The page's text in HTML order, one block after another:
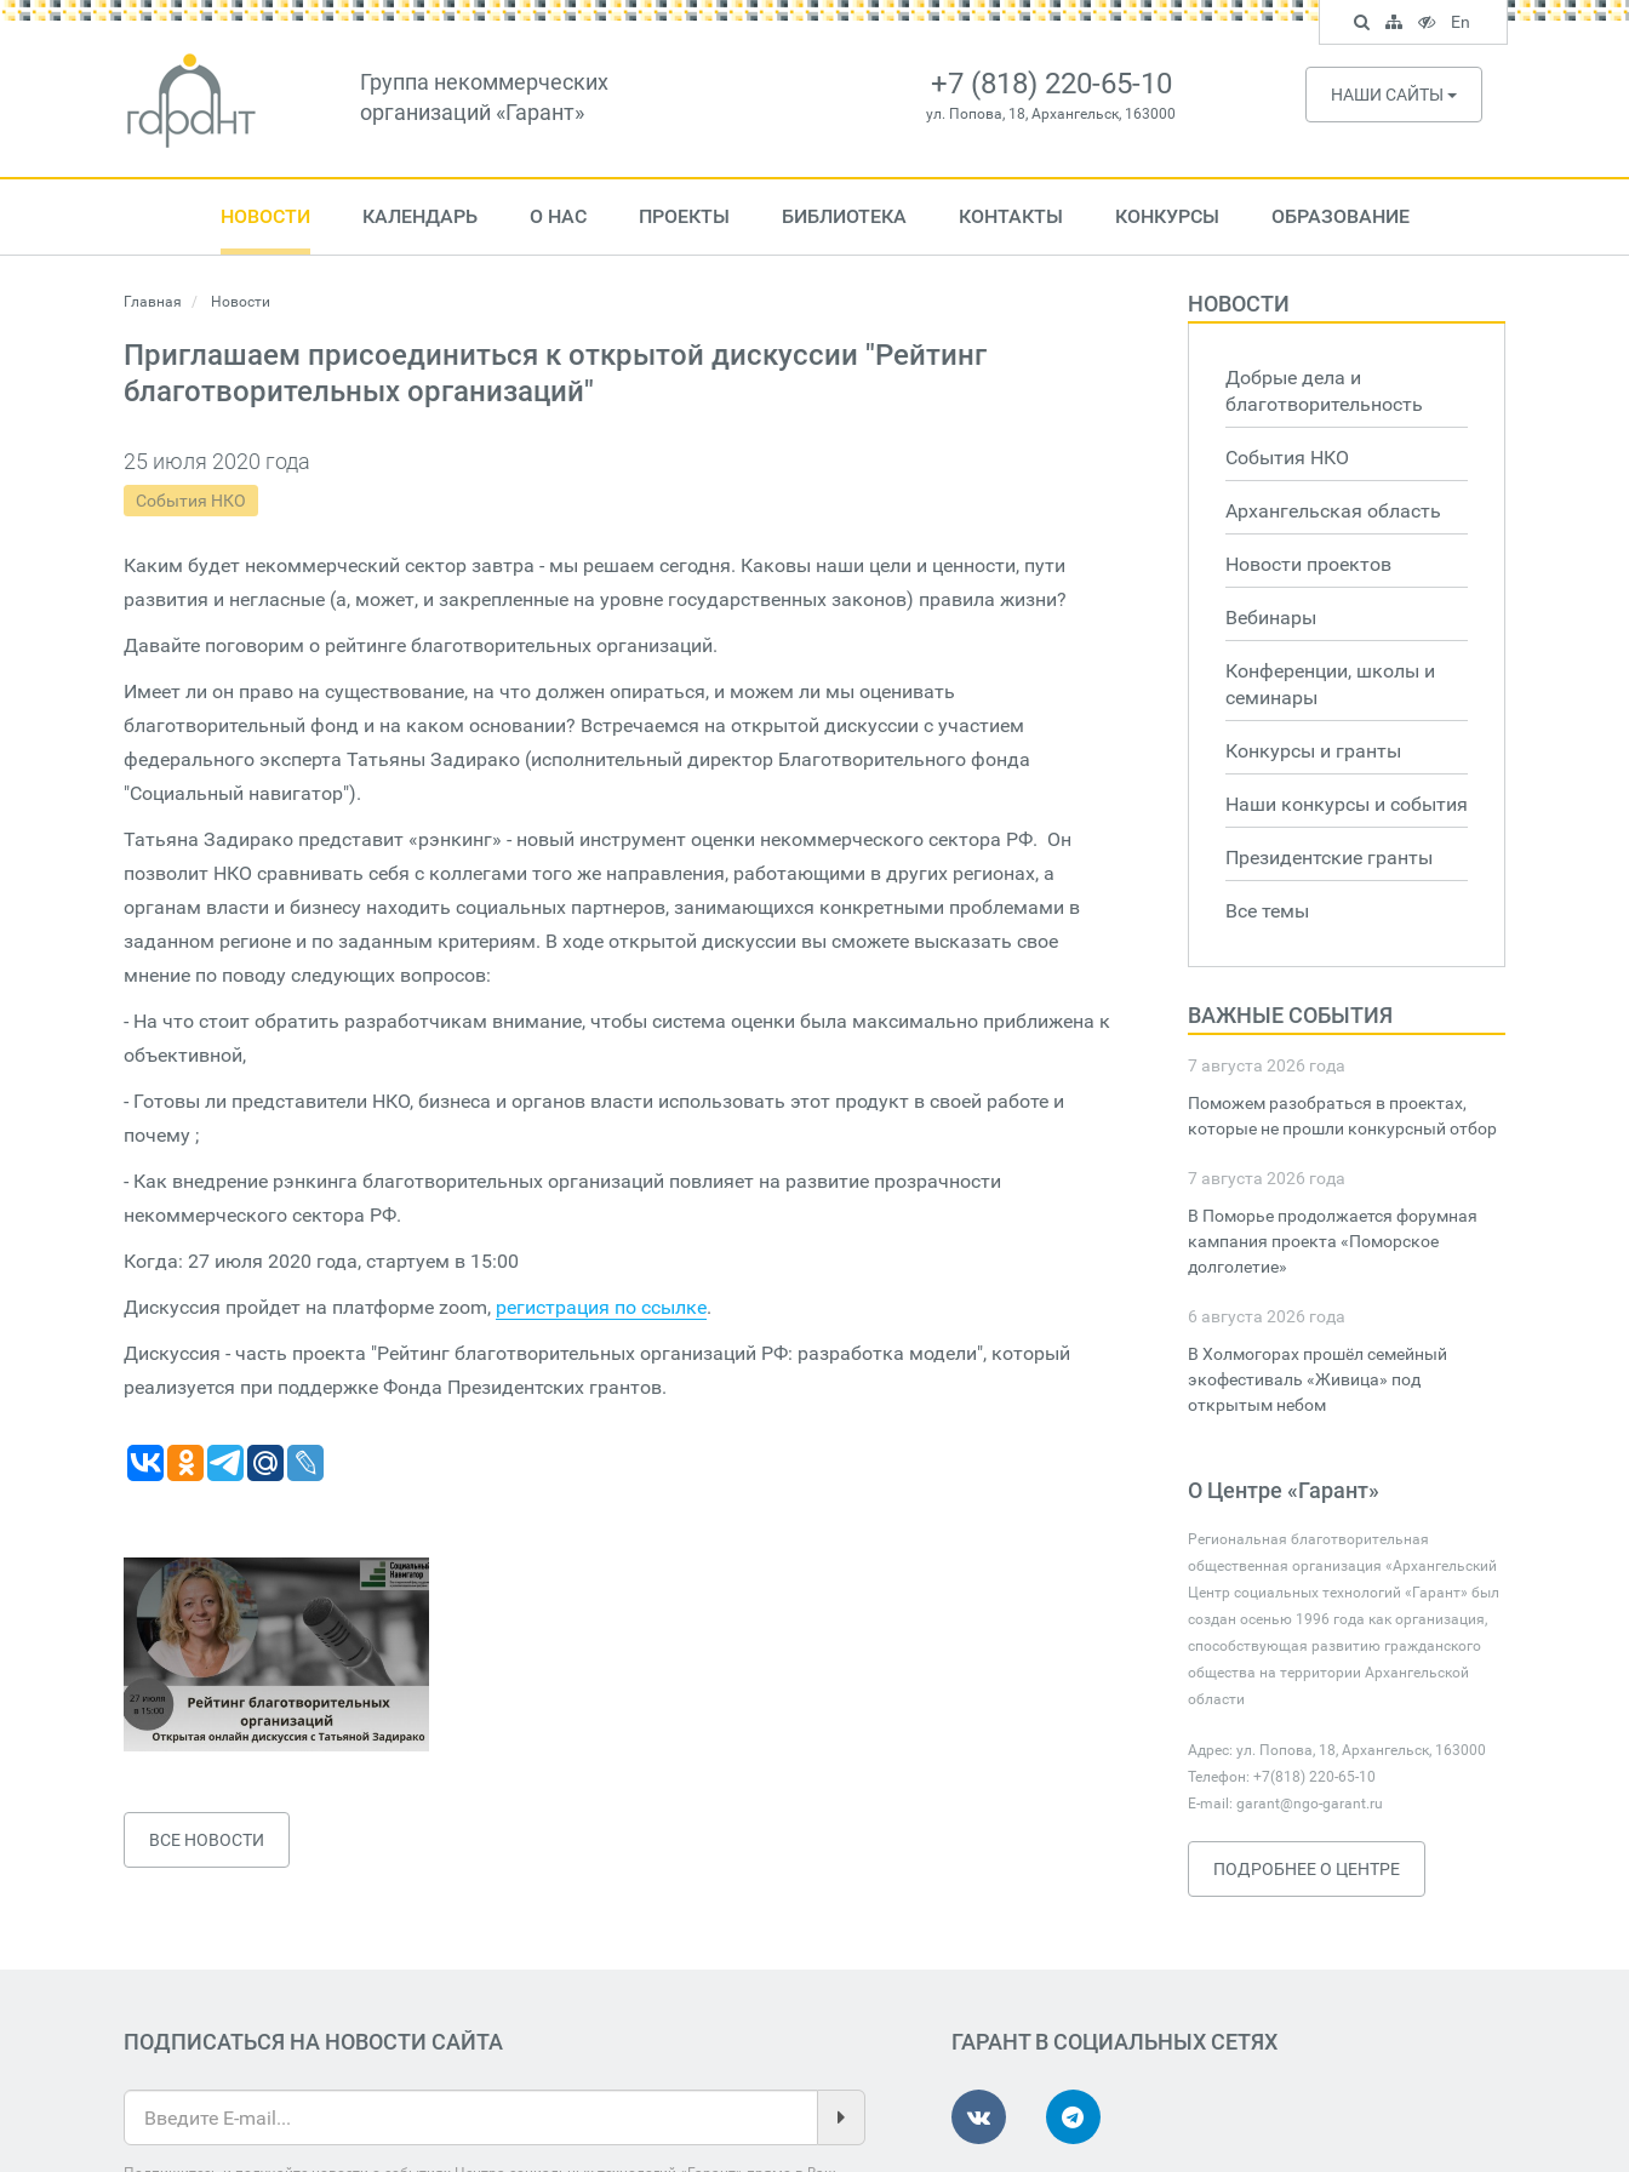
Группа некоммерческих
организаций «Гарант»
+7 (818) 220-65-10
ул. Попова, 18, Архангельск, 163000
НАШИ САЙТЫ
НОВОСТИ КАЛЕНДАРЬ О НАС ПРОЕКТЫ БИБЛИОТЕКА КОНТАКТЫ КОНКУРСЫ ОБРАЗОВАНИЕ
Главная Новости
Приглашаем присоединиться к открытой дискуссии "Рейтинг
благотворительных организаций"
25 июля 2020 года
События НКО
Каким будет некоммерческий сектор завтра - мы решаем сегодня. Каковы наши цели и ценности, пути
развития и негласные (а, может, и закрепленные на уровне государственных законов) правила жизни?
Давайте поговорим о рейтинге благотворительных организаций.
Имеет ли он право на существование, на что должен опираться, и можем ли мы оценивать
благотворительный фонд и на каком основании? Встречаемся на открытой дискуссии с участием
федерального эксперта Татьяны Задирако (исполнительный директор Благотворительного фонда
"Социальный навигатор").
Татьяна Задирако представит «рэнкинг» - новый инструмент оценки некоммерческого сектора РФ. Он
позволит НКО сравнивать себя с коллегами того же направления, работающими в других регионах, а
органам власти и бизнесу находить социальных партнеров, занимающихся конкретными проблемами в
заданном регионе и по заданным критериям. В ходе открытой дискуссии вы сможете высказать свое
мнение по поводу следующих вопросов:
- На что стоит обратить разработчикам внимание, чтобы система оценки была максимально приближена к
объективной,
- Готовы ли представители НКО, бизнеса и органов власти использовать этот продукт в своей работе и
почему ;
- Как внедрение рэнкинга благотворительных организаций повлияет на развитие прозрачности
некоммерческого сектора РФ.
Когда: 27 июля 2020 года, стартуем в 15:00
Дискуссия пройдет на платформе zoom, регистрация по ссылке.
Дискуссия - часть проекта "Рейтинг благотворительных организаций РФ: разработка модели", который
реализуется при поддержке Фонда Президентских грантов.
ВСЕ НОВОСТИ
НОВОСТИ
Добрые дела и
благотворительность
События НКО
Архангельская область
Новости проектов
Вебинары
Конференции, школы и
семинары
Конкурсы и гранты
Наши конкурсы и события
Президентские гранты
Все темы
ВАЖНЫЕ СОБЫТИЯ
7 августа 2026 года
Поможем разобраться в проектах,
которые не прошли конкурсный отбор
7 августа 2026 года
В Поморье продолжается форумная
кампания проекта «Поморское
долголетие»
6 августа 2026 года
В Холмогорах прошёл семейный
экофестиваль «Живица» под
открытым небом
О Центре «Гарант»
Региональная благотворительная
общественная организация «Архангельский
Центр социальных технологий «Гарант» был
создан осенью 1996 года как организация,
способствующая развитию гражданского
общества на территории Архангельской
области
Адрес: ул. Попова, 18, Архангельск, 163000
Телефон: +7(818) 220-65-10
E-mail: garant@ngo-garant.ru
ПОДРОБНЕЕ О ЦЕНТРЕ
ПОДПИСАТЬСЯ НА НОВОСТИ САЙТА ГАРАНТ В СОЦИАЛЬНЫХ СЕТЯХ
Поиск
по
сайту
Карта
сайта
Версия
для
слабовидящих
En
English